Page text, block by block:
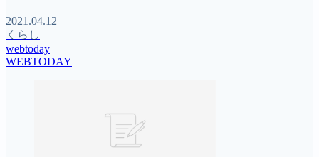
2021.04.12
くらし
webtoday
WEBTODAY